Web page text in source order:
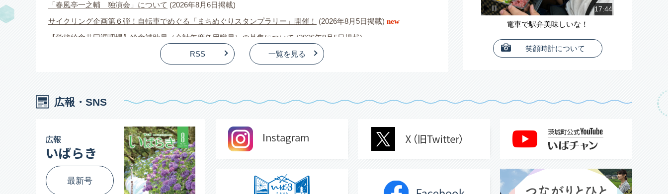
RSS 一覧を見る
「春風亭一之輔 独演会」について (2026年8月6日掲載)
サイクリング企画第６弾！自転車でめぐる「まちめぐりスタンプラリー」開催！
(2026年8月5日掲載) new
【学校給食共同調理場】給食補助員（会計年度任用職員）の募集について (2026年8月5日掲載)
【申請期間延長】茨城町中小企業等エネルギー価格高騰対策支援金について (2026年8月3日掲載)
大食いファイター！
17:44
笑顔時計について
広報・SNS
最新号